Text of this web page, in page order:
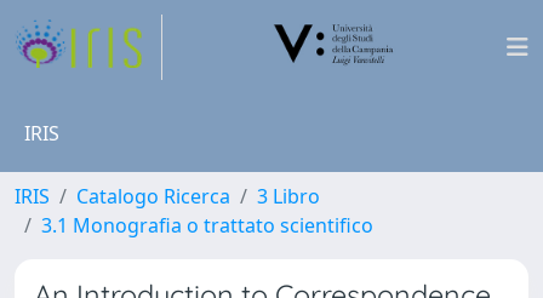
IRIS
IRIS Catalogo Ricerca
3 Libro
3.1 Monografia o trattato scientifico